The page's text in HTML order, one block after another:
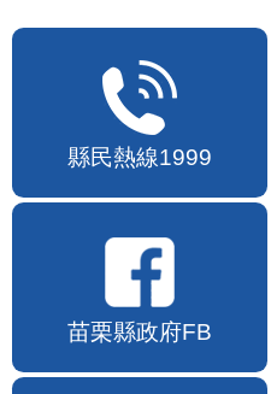
縣民熱線1999
苗栗縣政府FB